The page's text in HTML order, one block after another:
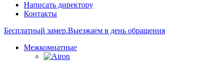
Написать директору
Контакты
Бесплатный замер.Выезжаем в день обращения
Межкомнатные